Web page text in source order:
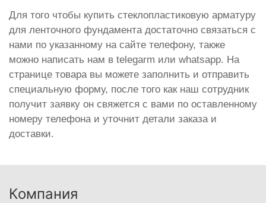
Для того чтобы купить стеклопластиковую арматуру
для ленточного фундамента достаточно связаться с
нами по указанному на сайте телефону, также
можно написать нам в telegarm или whatsapp. На
странице товара вы можете заполнить и отправить
специальную форму, после того как наш сотрудник
получит заявку он свяжется с вами по оставленному
номеру телефона и уточнит детали заказа и
доставки.
Компания